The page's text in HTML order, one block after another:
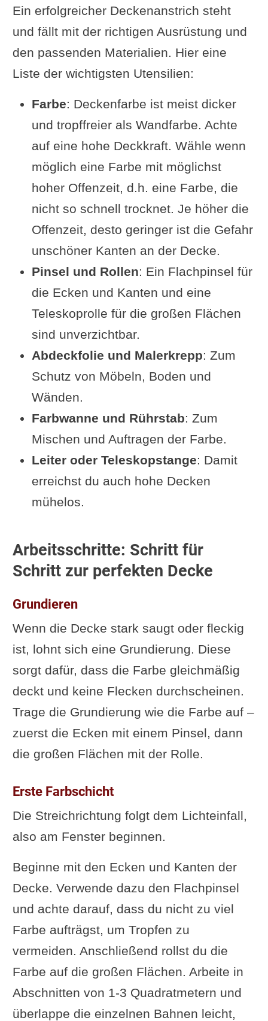
Ein erfolgreicher Deckenanstrich steht
und fällt mit der richtigen Ausrüstung und
den passenden Materialien. Hier eine
Liste der wichtigsten Utensilien:
Farbe: Deckenfarbe ist meist dicker
und tropffreier als Wandfarbe. Achte
auf eine hohe Deckkraft. Wähle wenn
möglich eine Farbe mit möglichst
hoher Offenzeit, d.h. eine Farbe, die
nicht so schnell trocknet. Je höher die
Offenzeit, desto geringer ist die Gefahr
unschöner Kanten an der Decke.
Pinsel und Rollen: Ein Flachpinsel für
die Ecken und Kanten und eine
Teleskoprolle für die großen Flächen
sind unverzichtbar.
Abdeckfolie und Malerkrepp: Zum
Schutz von Möbeln, Boden und
Wänden.
Farbwanne und Rührstab: Zum
Mischen und Auftragen der Farbe.
Leiter oder Teleskopstange: Damit
erreichst du auch hohe Decken
mühelos.
Arbeitsschritte: Schritt für
Schritt zur perfekten Decke
Grundieren
Wenn die Decke stark saugt oder fleckig
ist, lohnt sich eine Grundierung. Diese
sorgt dafür, dass die Farbe gleichmäßig
deckt und keine Flecken durchscheinen.
Trage die Grundierung wie die Farbe auf –
zuerst die Ecken mit einem Pinsel, dann
die großen Flächen mit der Rolle.
Erste Farbschicht
Die Streichrichtung folgt dem Lichteinfall,
also am Fenster beginnen.
Beginne mit den Ecken und Kanten der
Decke. Verwende dazu den Flachpinsel
und achte darauf, dass du nicht zu viel
Farbe aufträgst, um Tropfen zu
vermeiden. Anschließend rollst du die
Farbe auf die großen Flächen. Arbeite in
Abschnitten von 1-3 Quadratmetern und
überlappe die einzelnen Bahnen leicht,